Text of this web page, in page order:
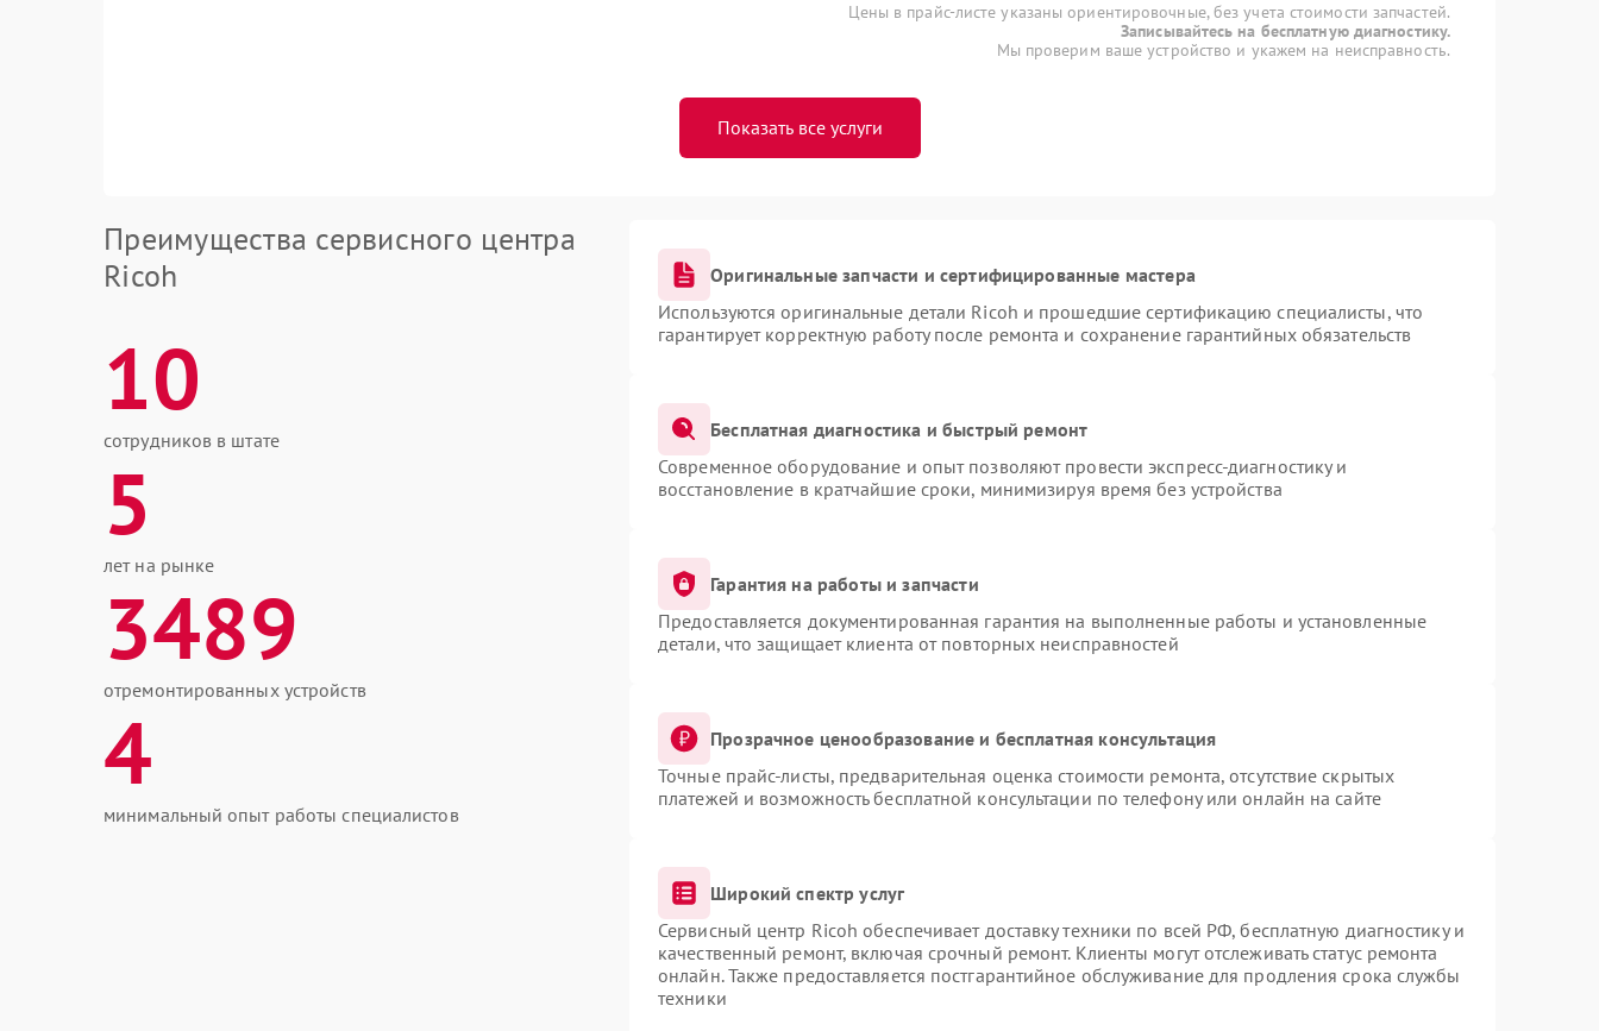
Цены в прайс-листе указаны ориентировочные, без учета стоимости запчастей.
Записывайтесь на бесплатную диагностику.
Мы проверим ваше устройство и укажем на неисправность.
Показать все услуги
Преимущества сервисного центра
Ricoh
10
сотрудников в штате
5
лет на рынке
3489
отремонтированных устройств
4
минимальный опыт работы специалистов
Оригинальные запчасти и сертифицированные мастера
Используются оригинальные детали Ricoh и прошедшие сертификацию специалисты, что
гарантирует корректную работу после ремонта и сохранение гарантийных обязательств
Бесплатная диагностика и быстрый ремонт
Современное оборудование и опыт позволяют провести экспресс-диагностику и
восстановление в кратчайшие сроки, минимизируя время без устройства
Гарантия на работы и запчасти
Предоставляется документированная гарантия на выполненные работы и установленные
детали, что защищает клиента от повторных неисправностей
Прозрачное ценообразование и бесплатная консультация
Точные прайс-листы, предварительная оценка стоимости ремонта, отсутствие скрытых
платежей и возможность бесплатной консультации по телефону или онлайн на сайте
Широкий спектр услуг
Сервисный центр Ricoh обеспечивает доставку техники по всей РФ, бесплатную диагностику и
качественный ремонт, включая срочный ремонт. Клиенты могут отслеживать статус ремонта
онлайн. Также предоставляется постгарантийное обслуживание для продления срока службы
техники